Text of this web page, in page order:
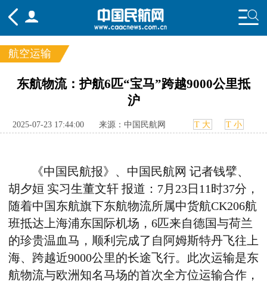
频道
国内
航图 智库 专题 舆情
航空运输
东航物流：护航6匹“宝马”跨越9000公里抵
沪
2025-07-23 17:44:00 来源：中国民航网 T 大 T 小
《中国民航报》、中国民航网 记者钱擘、
胡夕姮 实习生董文轩 报道： 7月 23日 11时37分 ，
随着中国东航旗下东航物流所属中货航CK206航
班抵达上海浦东国际机场， 6匹来自德国与荷兰
的珍贵温血马，顺利完成了自阿姆斯特丹飞往上
海、跨越近9000公里的长途飞行。此次运输是东
航物流与欧洲知名马场的首次全方位运输合作，